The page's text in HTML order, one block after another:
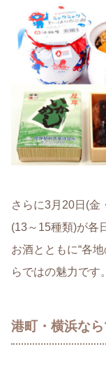
さらに3月20日(金
(13～15種類)が各
お酒とともに“各
らではの魅力です。
港町・横浜な